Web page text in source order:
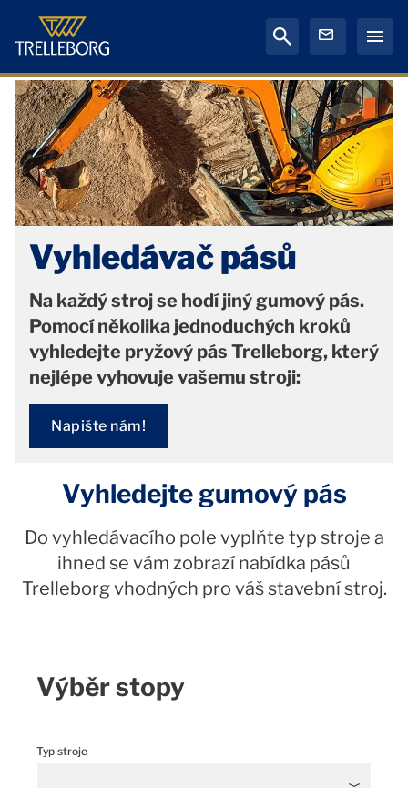
Vyhledávač pásů
Na každý stroj se hodí jiný gumový pás.
Pomocí několika jednoduchých kroků
vyhledejte pryžový pás Trelleborg, který
nejlépe vyhovuje vašemu stroji:
Napište nám!
Vyhledejte gumový pás
Do vyhledávacího pole vyplňte typ stroje a
ihned se vám zobrazí nabídka pásů
Trelleborg vhodných pro váš stavební stroj.
Výběr stopy
Typ stroje